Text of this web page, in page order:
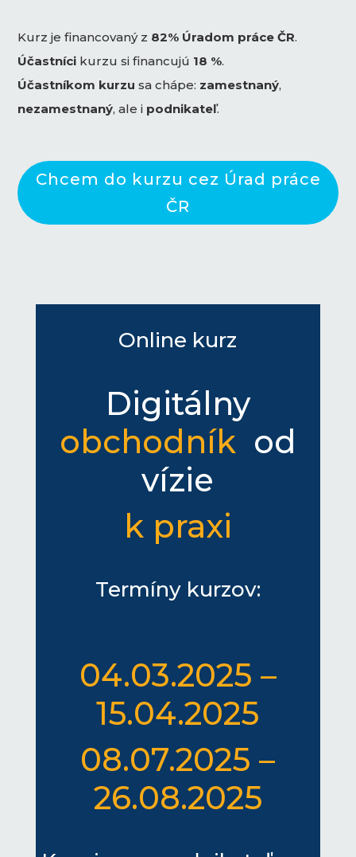
Kurz je financovaný z 82% Úradom práce ČR.
Účastníci kurzu si financujú 18 %.
Účastníkom kurzusa chápe: zamestnaný,
nezamestnaný, ale i podnikateľ.
Chcem do kurzu cez Úrad práce
ČR
Online kurz
Digitálny
obchodník od
vízie
k praxi
Termíny kurzov:
04.03.2025 –
15.04.2025
08.07.2025 –
26.08.2025